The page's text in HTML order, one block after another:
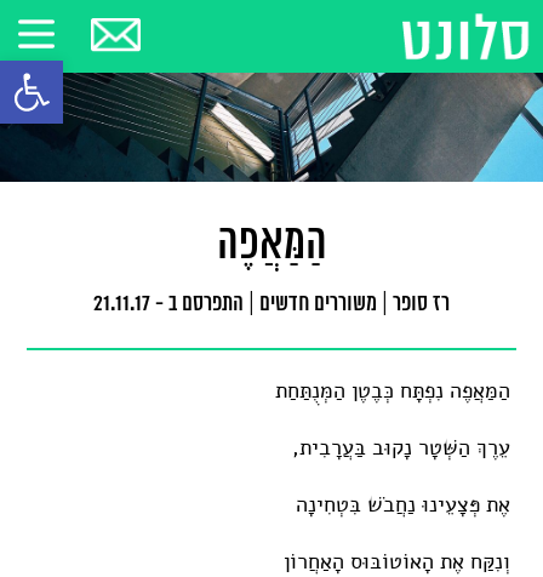
פתח
הַמַּאֲפֶה
רז סופר משוררים חדשים התפרסם ב - 21.11.17
הַמַּאֲפֶה נִפְתָּח כְּבֶטֶן הַמְּנֻתַּחַת
עֵרֶךְ הַשְּׁטָר נָקוּב בַּעֲרָבִית,
אֶת פְּצָעֵינוּ נַחֲבֹשׁ בִּטְחִינָה
וְנִקַּח אֶת הָאוֹטוֹבּוּס הָאַחֲרוֹן